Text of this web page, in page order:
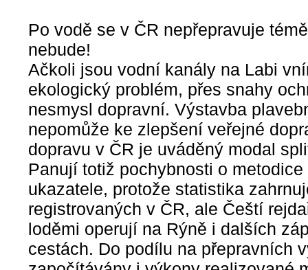
Po vodě se v ČR nepřepravuje
nebude!
Ačkoli jsou vodní kanály na Labi
ekologický problém, přes snahy
nesmysl dopravní. Výstavba
nepomůže ke zlepšení veřejné
dopravu v ČR je uváděný modal
Panují totiž pochybnosti o
ukazatele, protože statistika
registrovaných v ČR, ale Čeští
loděmi operují na Rýně i dalších
cestách. Do podílu na přepravních